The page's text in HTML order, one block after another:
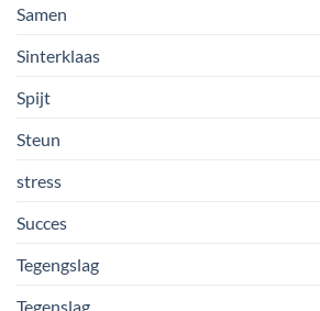
Samen
Sinterklaas
Spijt
Steun
stress
Succes
Tegengslag
Tegenslag